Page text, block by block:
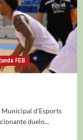
FEB
d’Esports
duelo...